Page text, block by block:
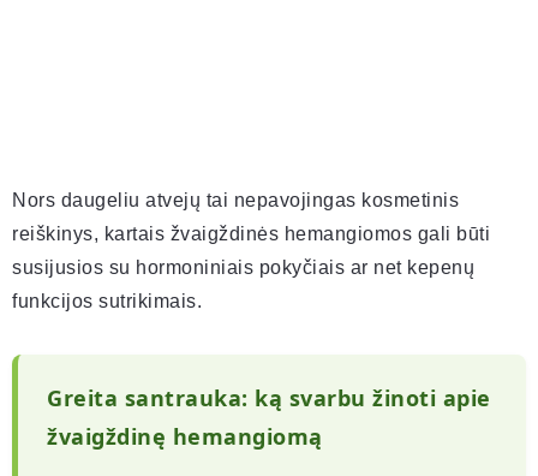
Nors daugeliu atvejų tai nepavojingas kosmetinis
reiškinys, kartais žvaigždinės hemangiomos gali būti
susijusios su hormoniniais pokyčiais ar net kepenų
funkcijos sutrikimais.
Greita santrauka: ką svarbu žinoti apie
žvaigždinę hemangiomą